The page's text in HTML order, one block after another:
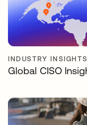
INDUSTRY INSIGHTS
Global CISO